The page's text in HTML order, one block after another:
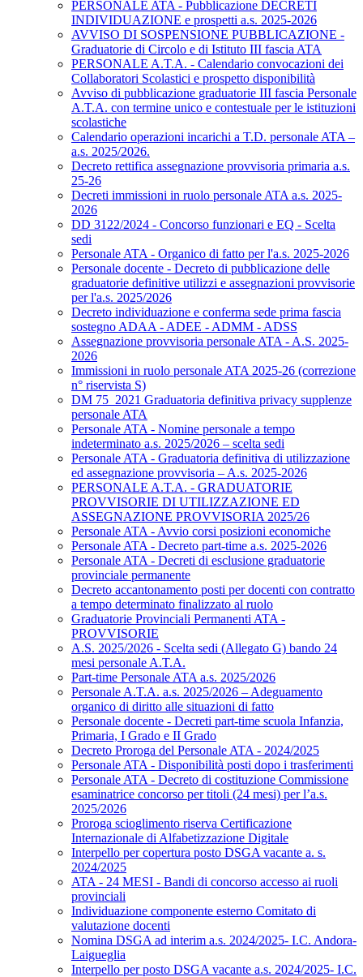
PERSONALE ATA - Pubblicazione DECRETI
INDIVIDUAZIONE e prospetti a.s. 2025-2026
AVVISO DI SOSPENSIONE PUBBLICAZIONE -
Graduatorie di Circolo e di Istituto III fascia ATA
PERSONALE A.T.A. - Calendario convocazioni dei
Collaboratori Scolastici e prospetto disponibilità
Avviso di pubblicazione graduatorie III fascia Personale
A.T.A. con termine unico e contestuale per le istituzioni
scolastiche
Calendario operazioni incarichi a T.D. personale ATA –
a.s. 2025/2026.
Decreto rettifica assegnazione provvisoria primaria a.s.
25-26
Decreti immissioni in ruolo personale ATA a.s. 2025-
2026
DD 3122/2024 - Concorso funzionari e EQ - Scelta
sedi
Personale ATA - Organico di fatto per l'a.s. 2025-2026
Personale docente - Decreto di pubblicazione delle
graduatorie definitive utilizzi e assegnazioni provvisorie
per l'a.s. 2025/2026
Decreto individuazione e conferma sede prima fascia
sostegno ADAA - ADEE - ADMM - ADSS
Assegnazione provvisoria personale ATA - A.S. 2025-
2026
Immissioni in ruolo personale ATA 2025-26 (correzione
n° riservista S)
DM 75_2021 Graduatoria definitiva privacy supplenze
personale ATA
Personale ATA - Nomine personale a tempo
indeterminato a.s. 2025/2026 – scelta sedi
Personale ATA - Graduatoria definitiva di utilizzazione
ed assegnazione provvisoria – A.s. 2025-2026
PERSONALE A.T.A. - GRADUATORIE
PROVVISORIE DI UTILIZZAZIONE ED
ASSEGNAZIONE PROVVISORIA 2025/26
Personale ATA - Avvio corsi posizioni economiche
Personale ATA - Decreto part-time a.s. 2025-2026
Personale ATA - Decreti di esclusione graduatorie
provinciale permanente
Decreto accantonamento posti per docenti con contratto
a tempo determinato finalizzato al ruolo
Graduatorie Provinciali Permanenti ATA -
PROVVISORIE
A.S. 2025/2026 - Scelta sedi (Allegato G) bando 24
mesi personale A.T.A.
Part-time Personale ATA a.s. 2025/2026
Personale A.T.A. a.s. 2025/2026 – Adeguamento
organico di diritto alle situazioni di fatto
Personale docente - Decreti part-time scuola Infanzia,
Primaria, I Grado e II Grado
Decreto Proroga del Personale ATA - 2024/2025
Personale ATA - Disponibilità posti dopo i trasferimenti
Personale ATA - Decreto di costituzione Commissione
esaminatrice concorso per titoli (24 mesi) per l’a.s.
2025/2026
Proroga scioglimento riserva Certificazione
Internazionale di Alfabetizzazione Digitale
Interpello per copertura posto DSGA vacante a. s.
2024/2025
ATA - 24 MESI - Bandi di concorso accesso ai ruoli
provinciali
Individuazione componente esterno Comitato di
valutazione docenti
Nomina DSGA ad interim a.s. 2024/2025- I.C. Andora-
Laigueglia
Interpello per posto DSGA vacante a.s. 2024/2025- I.C.